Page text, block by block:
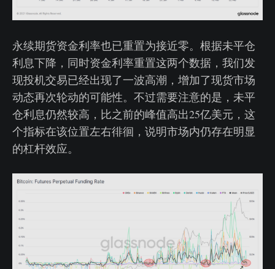
永续期货资金利率也已重置为接近零。根据未平仓
利息下降，同时资金利率重置这两个数据，我们发
现投机交易已经出现了一波高潮，增加了现货市场
动态再次轮动的可能性。不过需要注意的是，未平
仓利息仍然较高，比之前的峰值高出25亿美元，这
个指标在该位置左右徘徊，说明市场内仍存在明显
的杠杆效应。